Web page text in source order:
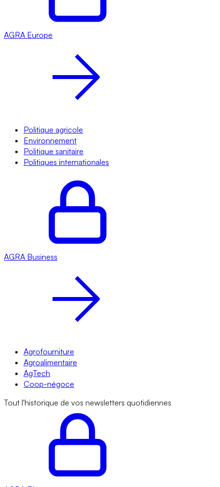
AGRA Europe
Politique agricole
Environnement
Politique sanitaire
Politiques internationales
AGRA Business
Agrofourniture
Agroalimentaire
AgTech
Coop-négoce
Tout l'historique de vos newsletters quotidiennes